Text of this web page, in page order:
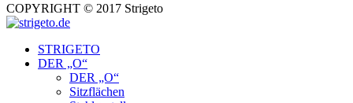
COPYRIGHT © 2017 Strigeto
STRIGETO
DER „O“
DER „O“
Sitzflächen